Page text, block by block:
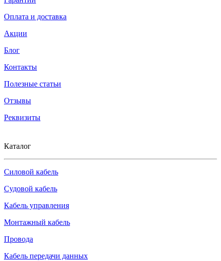
Оплата и доставка
Акции
Блог
Контакты
Полезные статьи
Отзывы
Реквизиты
Каталог
Силовой кабель
Судовой кабель
Кабель управления
Монтажный кабель
Провода
Кабель передачи данных